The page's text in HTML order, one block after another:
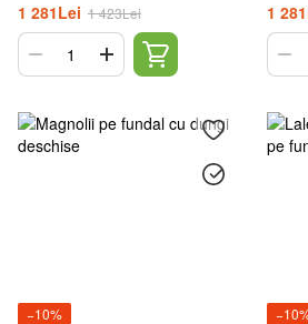
1 281Lei 1 423Lei 1
−10%